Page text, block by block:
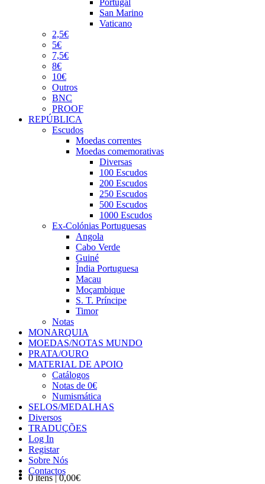
Portugal
San Marino
Vaticano
2,5€
5€
7,5€
8€
10€
Outros
BNC
PROOF
REPÚBLICA
Escudos
Moedas correntes
Moedas comemorativas
Diversas
100 Escudos
200 Escudos
250 Escudos
500 Escudos
1000 Escudos
Ex-Colónias Portuguesas
Angola
Cabo Verde
Guiné
Índia Portuguesa
Macau
Moçambique
S. T. Príncipe
Timor
Notas
MONARQUIA
MOEDAS/NOTAS MUNDO
PRATA/OURO
MATERIAL DE APOIO
Catálogos
Notas de 0€
Numismática
SELOS/MEDALHAS
Diversos
TRADUÇÕES
Log In
Registar
Sobre Nós
Contactos
0 itens | 0,00€